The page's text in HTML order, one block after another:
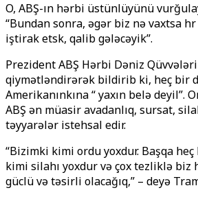
O, ABŞ-ın hərbi üstünlüyünü
“Bundan sonra, əgər biz nə vaxtsa
iştirak etsәk, qalib gələcəyik’’.
Prezident ABŞ Hərbi Dəniz
qiymətləndirərək bildirib ki, heç bir
Amerikanınkına “ yaxın belə deyil”.
ABŞ ən müasir avadanlıq, sursat,
təyyarələr istehsal edir.
“Bizimki kimi ordu yoxdur. Başqa
kimi silahı yoxdur və çox tezliklə biz
güclü və təsirli olacağıq,” – deyə